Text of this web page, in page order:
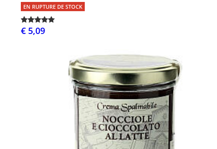
EN RUPTURE DE STOCK
€ 5,09